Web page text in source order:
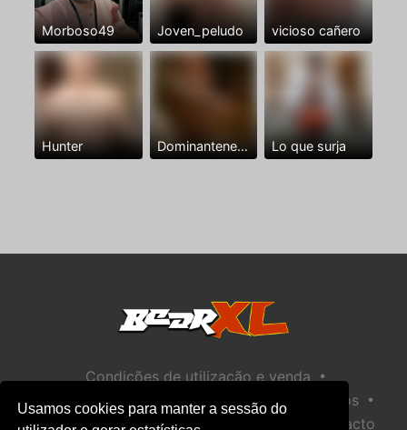
Usamos cookies para manter a sessão do
Morboso49 Joven_peludo vicioso cañero
Hunter Dominantenegro ya Lo que surja
Condições de utilização e venda •
Política de privacidade Política de Biscoitos •
Política de Segurança Infantil Ajuda / Contacto